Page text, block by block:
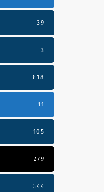
39
3
818
11
105
279
344